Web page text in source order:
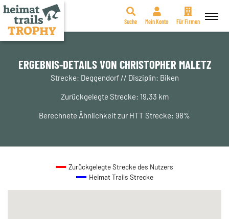
Zum
springen
Suche Mein Konto Für Firmen
ERGEBNIS-DETAILS VON CHRISTOPHER MALETZ
Strecke: Deggendorf // Disziplin: Biken
Zurückgelegte Strecke: 19,33 km
Berechnete Ähnlichkeit zur HTT Strecke: 98%
Zurückgelegte Strecke des Nutzers
Heimat Trails Strecke